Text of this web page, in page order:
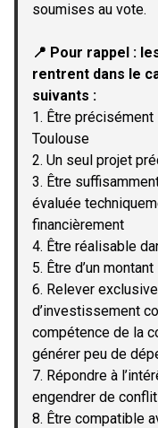
soumises au vote.
📍 Pour rappel :
rentrent dans le
suivants :
1. Être
Toulouse
2. Un seul projet
3. Être
évaluée
financièrement
4. Être réalisable
5. Être d’un
6. Relever
d’investissement
compétence de la
générer peu de
7. Répondre à
engendrer de
8. Être compatible